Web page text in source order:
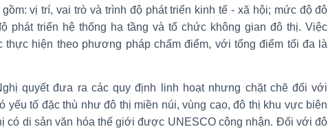
gồm: vị trí, vai trò và trình độ phát triển kinh tế - xã hội; mức độ đô
phát triển hệ thống hạ tầng và tổ chức không gian đô thị. Việc
thực hiện theo phương pháp chấm điểm, với tổng điểm tối đa là
quyết đưa ra các quy định linh hoạt nhưng chặt chẽ đối với
yếu tố đặc thù như đô thị miền núi, vùng cao, đô thị khu vực biên
có di sản văn hóa thế giới được UNESCO công nhận. Đối với đô